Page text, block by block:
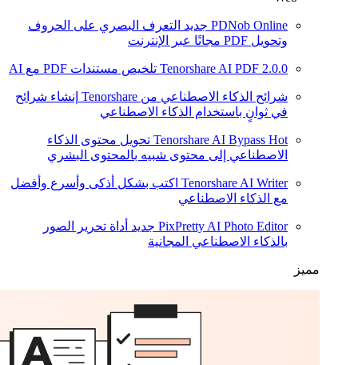
PDNob Online جديد التعرف البصري على الحروف
وتحويل PDF مجانًا عبر الإنترنت
Tenorshare AI PDF 2.0.0 تلخيص مستندات PDF مع AI
شرائح الذكاء الاصطناعي من Tenorshare
إنشاء شرائح
في ثوانٍ باستخدام الذكاء الاصطناعي
Tenorshare AI Bypass Hot
تحويل محتوى الذكاء
الاصطناعي إلى محتوى شبيه بالمحتوى البشري
Tenorshare AI Writer اكتب بشكل أذكى وأسرع وأفضل
مع الذكاء الاصطناعي
PixPretty AI Photo Editor جديد أداة تحرير الصور
بالذكاء الاصطناعي المجانية
مميز